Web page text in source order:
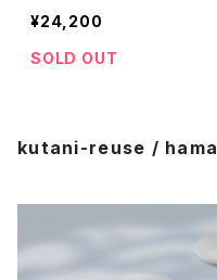
¥24,200
SOLD OUT
kutani-reuse / hama